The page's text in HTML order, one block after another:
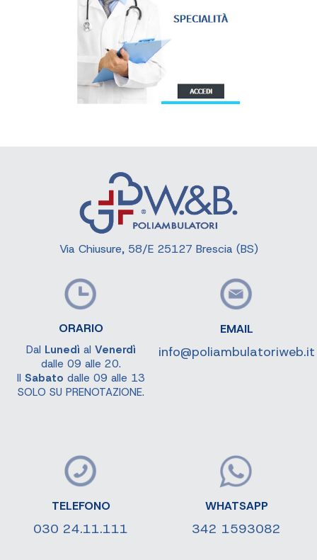
Via Chiusure, 58/E 25127 Brescia (BS)
ORARIO
Dal Lunedì al Venerdì
dalle 09 alle 20.
Il Sabato dalle 09 alle 13
SOLO SU PRENOTAZIONE.
EMAIL
info@poliambulatoriweb.it
TELEFONO
030 24.11.111
WHATSAPP
342 1593082